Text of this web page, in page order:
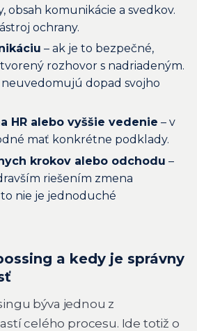
obsah komunikácie a svedkov.
ochrany.
– ak je to bezpečné,
rozhovor s nadriadeným.
neuvedomujú dopad svojho
HR alebo vyššie vedenie – v
mať konkrétne podklady.
krokov alebo odchodu –
riešením zmena
nie je jednoduché
a kedy je správny
býva jednou z
celého procesu. Ide totiž o